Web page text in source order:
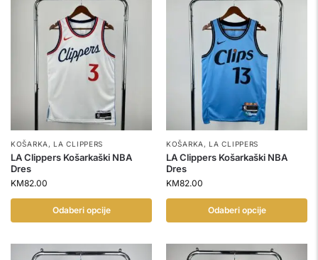
KOŠARKA ,LA CLIPPERS
LA Clippers Košarkaški NBA
Dres
KM82.00
Odaberi opcije
KOŠARKA ,LA CLIPPERS
LA Clippers Košarkaški NBA
Dres
KM82.00
Odaberi opcije